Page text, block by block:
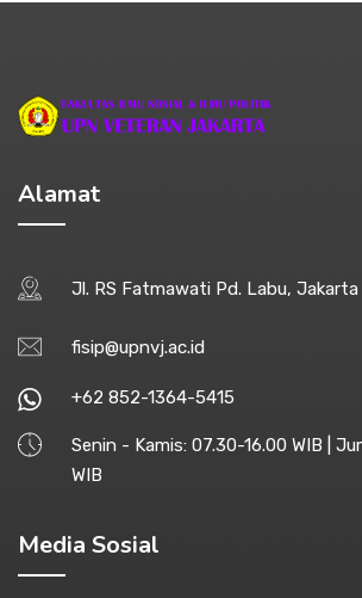
Alamat
Jl. RS Fatmawati Pd. Labu,
fisip@upnvj.ac.id
+62 852-1364-5415
Senin - Kamis: 07.30-16.00 WIB |
WIB
Media Sosial